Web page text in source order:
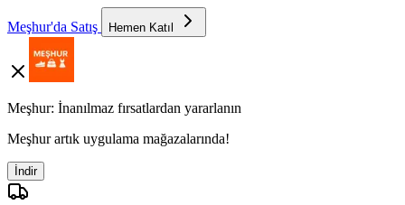
Meşhur'da Satış Hemen Katıl
Meşhur: İnanılmaz fırsatlardan yararlanın
Meşhur artık uygulama mağazalarında!
İndir